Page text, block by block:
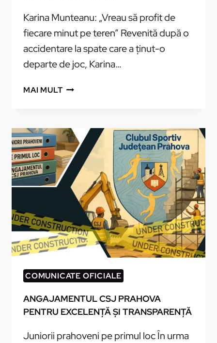
Karina Munteanu: „Vreau să profit de
fiecare minut pe teren” Revenită după o
accidentare la spate care a ținut-o
departe de joc, Karina…
MAI MULTREVENIRE
PRAHOVA:
KARINA
MUNTEANU
ESTE
GATA
DE
LUPTĂ
COMUNICATE OFICIALE
ANGAJAMENTUL CSJ PRAHOVA
PENTRU EXCELENȚĂ ȘI TRANSPARENȚĂ
Juniorii prahoveni pe primul loc În urma